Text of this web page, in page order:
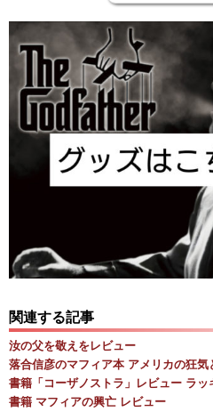
関連する記事
汝の父を敬えをレビュー
落合信彦のマフィア本 アメリカの狂気
書籍「コーザノストラ」レビュー ラ
書籍 マフィアの興亡 レビュー